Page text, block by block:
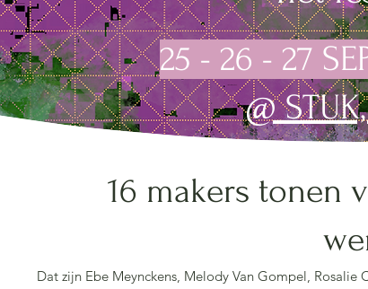
25 - 26 - 27
@
16 makers tonen
Dat zijn Ebe Meynckens, Melody Van Gompel,